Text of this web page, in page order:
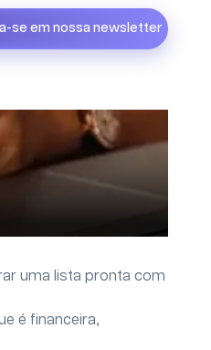
se em nossa newsletter
uma lista pronta com
é financeira,